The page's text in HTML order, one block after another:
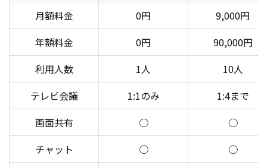
月額料金 0円
9,000円
年額料金
0円
90,000円
利用人数
1人
10人
テレビ会議
1:1のみ
1:4まで
画面共有
○
○
チャット
○
○